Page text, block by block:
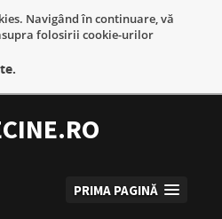
Navigând în continuare, vă
folosirii cookie-urilor
conținut
PRIMA PAGINĂ